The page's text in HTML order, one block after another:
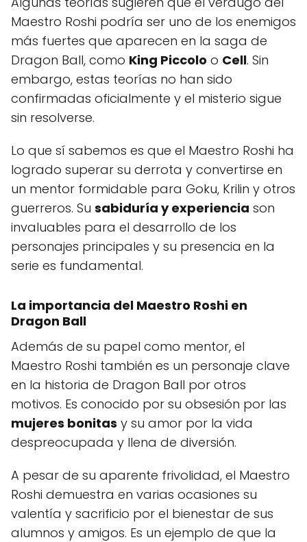
Maestro Roshi podría ser uno de los enemigos
más fuertes que aparecen en la saga de
Dragon Ball, como King Piccolo o Cell. Sin
embargo, estas teorías no han sido
confirmadas oficialmente y el misterio sigue
sin resolverse.
Lo que sí sabemos es que el Maestro Roshi ha
logrado superar su derrota y convertirse en
un mentor formidable para Goku, Krilin y otros
guerreros. Su sabiduría y experiencia son
invaluables para el desarrollo de los
personajes principales y su presencia en la
serie es fundamental.
La importancia del Maestro Roshi en
Dragon Ball
Además de su papel como mentor, el
Maestro Roshi también es un personaje clave
en la historia de Dragon Ball por otros
motivos. Es conocido por su obsesión por las
mujeres bonitas y su amor por la vida
despreocupada y llena de diversión.
A pesar de su aparente frivolidad, el Maestro
Roshi demuestra en varias ocasiones su
valentía y sacrificio por el bienestar de sus
alumnos y amigos. Es un ejemplo de que la